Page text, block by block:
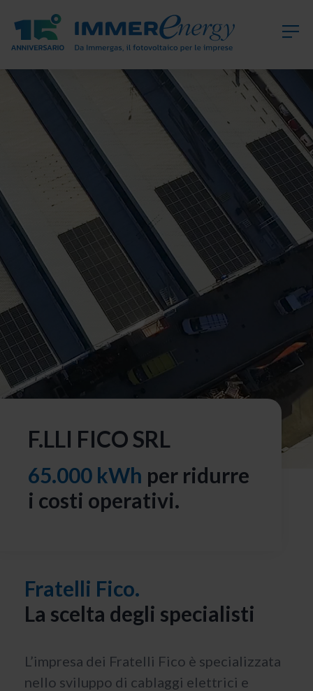
F.LLI FICO SRL
65.000 kWh per ridurre
i costi operativi.
Fratelli Fico.
La scelta degli specialisti
L’impresa dei Fratelli Fico è specializzata
nello sviluppo di cablaggi elettrici e